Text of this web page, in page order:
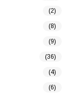
(2)
(8)
(9)
(36)
(4)
(6)